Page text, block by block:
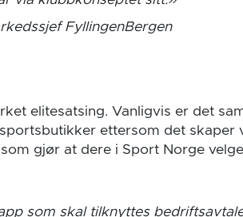
FyllingenBergen
elitesatsing. Vanligvis er det
ettersom det skaper
gjør at dere i Sport Norge
som skal tilknyttes